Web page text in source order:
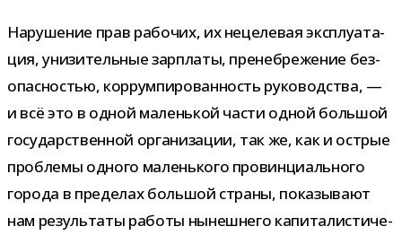
Нарушение прав рабо­чих, их неце­ле­вая экс­плу­а­та­
ция, уни­зи­тель­ные зар­платы, пре­не­бре­же­ние без­
опас­но­стью, кор­рум­пи­ро­ван­ность руко­вод­ства, —
и всё это в одной малень­кой части одной боль­шой
госу­дар­ствен­ной орга­ни­за­ции, так же, как и ост­рые
про­блемы одного малень­кого про­вин­ци­аль­ного
города в пре­де­лах боль­шой страны, пока­зы­вают
нам резуль­таты работы нынеш­него капи­та­ли­сти­че­